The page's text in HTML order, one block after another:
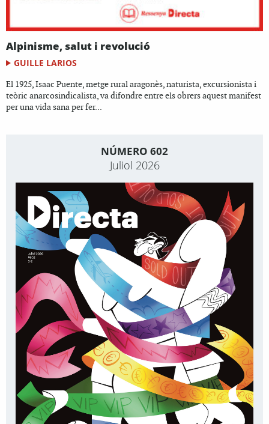
Alpinisme, salut i revolució
GUILLE LARIOS
El 1925, Isaac Puente, metge rural aragonès, naturista, excursionista i
teòric anarcosindicalista, va difondre entre els obrers aquest manifest
per una vida sana per fer...
NÚMERO 602
Juliol 2026